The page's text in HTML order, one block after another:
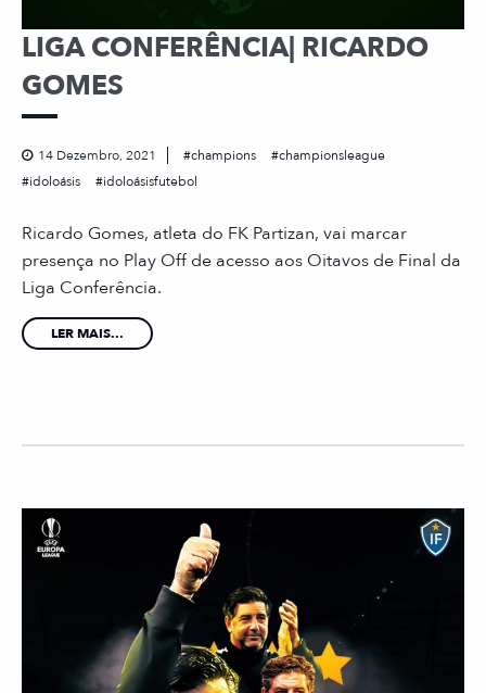
LIGA CONFERÊNCIA| RICARDO
GOMES
14 Dezembro, 2021 champions
championsleague
idoloásis
idoloásisfutebol
Ricardo Gomes, atleta do FK Partizan, vai marcar
presença no Play Off de acesso aos Oitavos de Final da
Liga Conferência.
LER MAIS...